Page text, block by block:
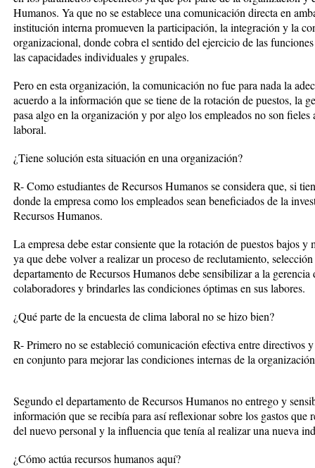
Humanos. Ya que no se establece una comunicación directa en
institución interna promueven la participación, la integración y la
organizacional, donde cobra el sentido del ejercicio de las
las capacidades individuales y grupales.
Pero en esta organización, la comunicación no fue para nada la
acuerdo a la información que se tiene de la rotación de puestos, la
pasa algo en la organización y por algo los empleados no son
laboral.
¿Tiene solución esta situación en una organización?
R- Como estudiantes de Recursos Humanos se considera que, si
donde la empresa como los empleados sean beneficiados de la
Recursos Humanos.
La empresa debe estar consiente que la rotación de puestos bajos y
ya que debe volver a realizar un proceso de reclutamiento,
departamento de Recursos Humanos debe sensibilizar a la
colaboradores y brindarles las condiciones óptimas en sus labores.
¿Qué parte de la encuesta de clima laboral no se hizo bien?
R- Primero no se estableció comunicación efectiva entre directivos
en conjunto para mejorar las condiciones internas de la
Segundo el departamento de Recursos Humanos no entrego y
información que se recibía para así reflexionar sobre los gastos que
del nuevo personal y la influencia que tenía al realizar una nueva
¿Cómo actúa recursos humanos aquí?